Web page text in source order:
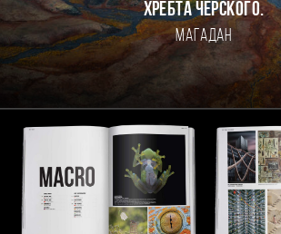
ХРЕБТА ЧЕРСКОГО.
Магадан